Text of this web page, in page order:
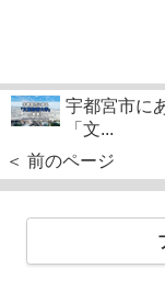
宇都宮市に
「文...
＜ 前のページ